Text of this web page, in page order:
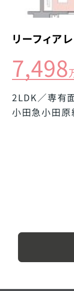
リーフィア
7,498
2LDK／専有
小田急小田原